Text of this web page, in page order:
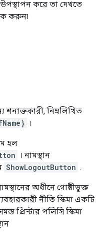
উপস্থাপন করে তা দেখতে
করুন৷
নিম্নলিখিত
।
হল
। নামস্থান
ShowLogoutButton .
অধীনে গোষ্ঠীভুক্ত
নীতি স্কিমা একটি
প্রিন্টার পলিসি স্কিমা